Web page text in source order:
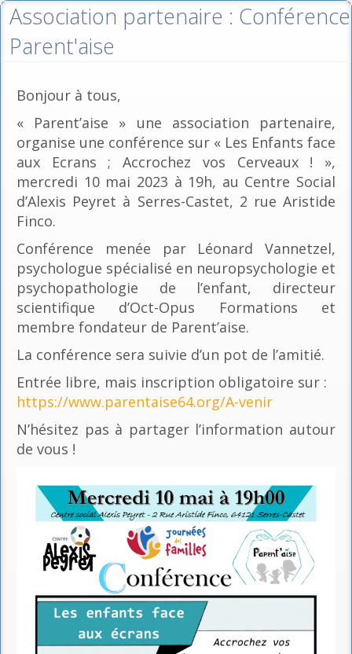
Association partenaire : Conférence
Parent'aise
Bonjour à tous,
« Parent’aise » une association partenaire,
organise une conférence sur « Les Enfants face
aux Ecrans ; Accrochez vos Cerveaux ! »,
mercredi 10 mai 2023 à 19h, au Centre Social
d’Alexis Peyret à Serres-Castet, 2 rue Aristide
Finco.
Conférence menée par Léonard Vannetzel,
psychologue spécialisé en neuropsychologie et
psychopathologie de l’enfant, directeur
scientifique d’Oct-Opus Formations et
membre fondateur de Parent’aise.
La conférence sera suivie d’un pot de l’amitié.
Entrée libre, mais inscription obligatoire sur :
https://www.parentaise64.org/A-venir
N’hésitez pas à partager l’information autour
de vous !